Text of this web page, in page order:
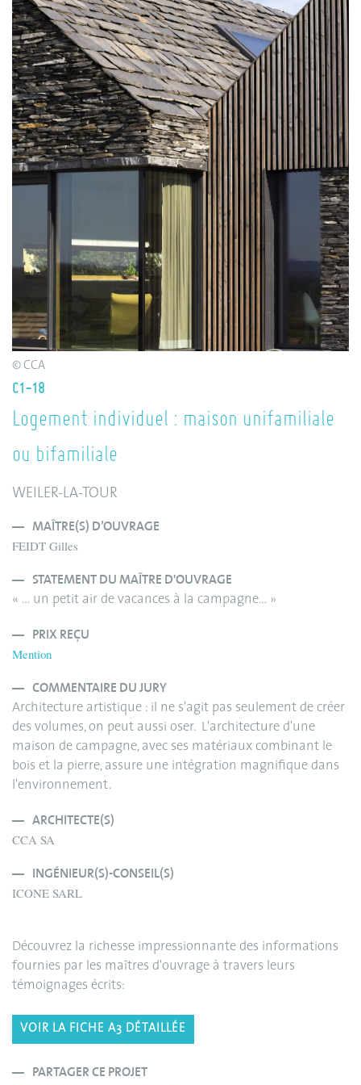
C1-18
Logement individuel : maison unifamiliale
ou bifamiliale
WEILER-LA-TOUR
MAÎTRE(S) D’OUVRAGE
FEIDT Gilles
STATEMENT DU MAÎTRE D'OUVRAGE
« … un petit air de vacances à la campagne… »
PRIX REÇU
Mention
COMMENTAIRE DU JURY
Architecture artistique : il ne s'agit pas seulement de créer
des volumes, on peut aussi oser. L'architecture d'une
maison de campagne, avec ses matériaux combinant le
bois et la pierre, assure une intégration magnifique dans
l'environnement.
ARCHITECTE(S)
CCA SA
INGÉNIEUR(S)-CONSEIL(S)
ICONE SARL
Découvrez la richesse impressionnante des informations
fournies par les maîtres d'ouvrage à travers leurs
témoignages écrits:
VOIR LA FICHE A3 DÉTAILLÉE
PARTAGER CE PROJET
© CCA